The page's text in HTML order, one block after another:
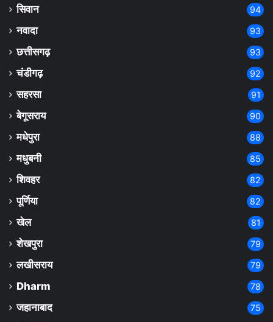
सिवान 94
नवादा 93
छत्तीसगढ़ 93
चंडीगढ़ 92
सहरसा 91
बेगूसराय 90
मधेपुरा 88
मधुबनी 85
शिवहर 82
पूर्णिया 82
खेल 81
शेखपुरा 79
लखीसराय 79
Dharm 78
जहानाबाद 75